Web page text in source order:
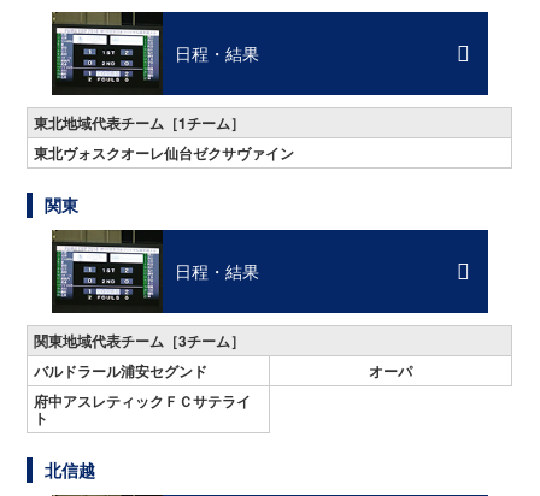
日程・結果
東北地域代表チーム［1チーム］
東北ヴォスクオーレ仙台ゼクサヴァイン
関東
日程・結果
関東地域代表チーム［3チーム］
バルドラール浦安セグンド
オーパ
府中アスレティックＦＣサテライ
ト
北信越